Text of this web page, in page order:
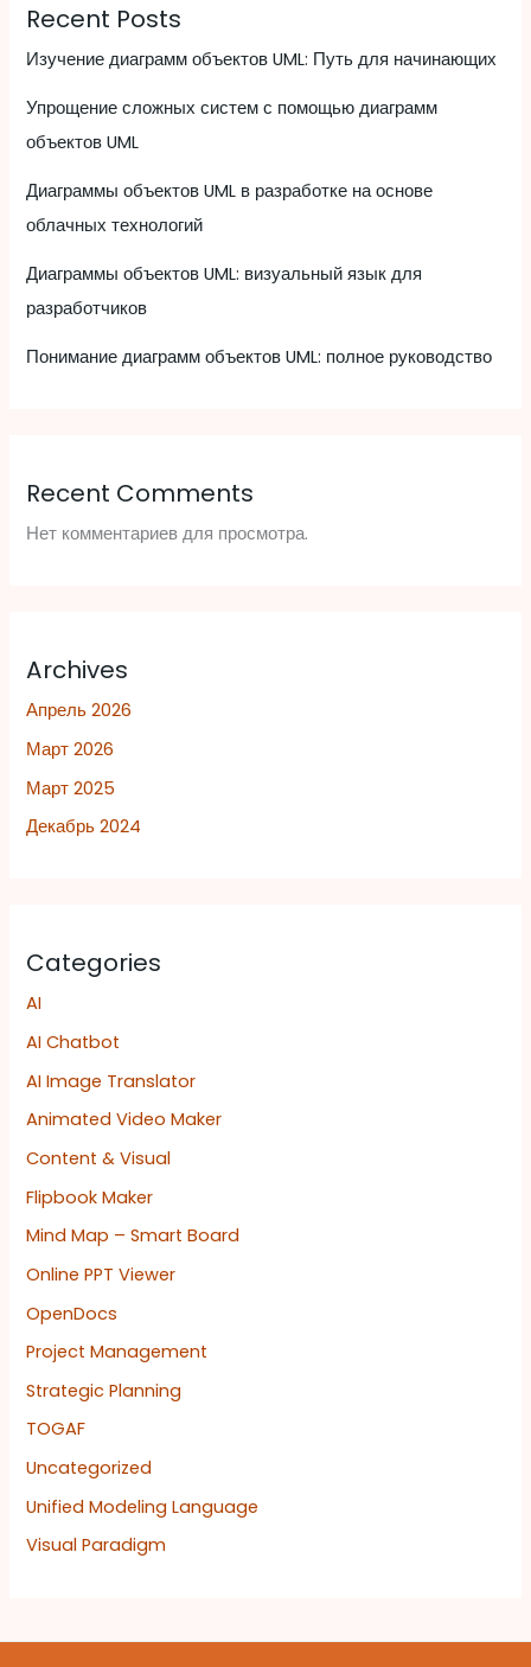
Recent Posts
Изучение диаграмм объектов UML: Путь для начинающих
Упрощение сложных систем с помощью диаграмм
объектов UML
Диаграммы объектов UML в разработке на основе
облачных технологий
Диаграммы объектов UML: визуальный язык для
разработчиков
Понимание диаграмм объектов UML: полное руководство
Recent Comments
Нет комментариев для просмотра.
Archives
Апрель 2026
Март 2026
Март 2025
Декабрь 2024
Categories
AI
AI Chatbot
AI Image Translator
Animated Video Maker
Content & Visual
Flipbook Maker
Mind Map – Smart Board
Online PPT Viewer
OpenDocs
Project Management
Strategic Planning
TOGAF
Uncategorized
Unified Modeling Language
Visual Paradigm